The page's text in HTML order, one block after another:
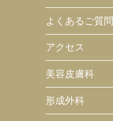
よくあるご質問
アクセス
美容皮膚科
形成外科